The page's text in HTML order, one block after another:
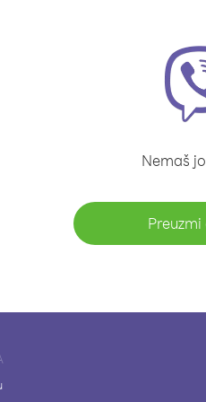
Nemaš